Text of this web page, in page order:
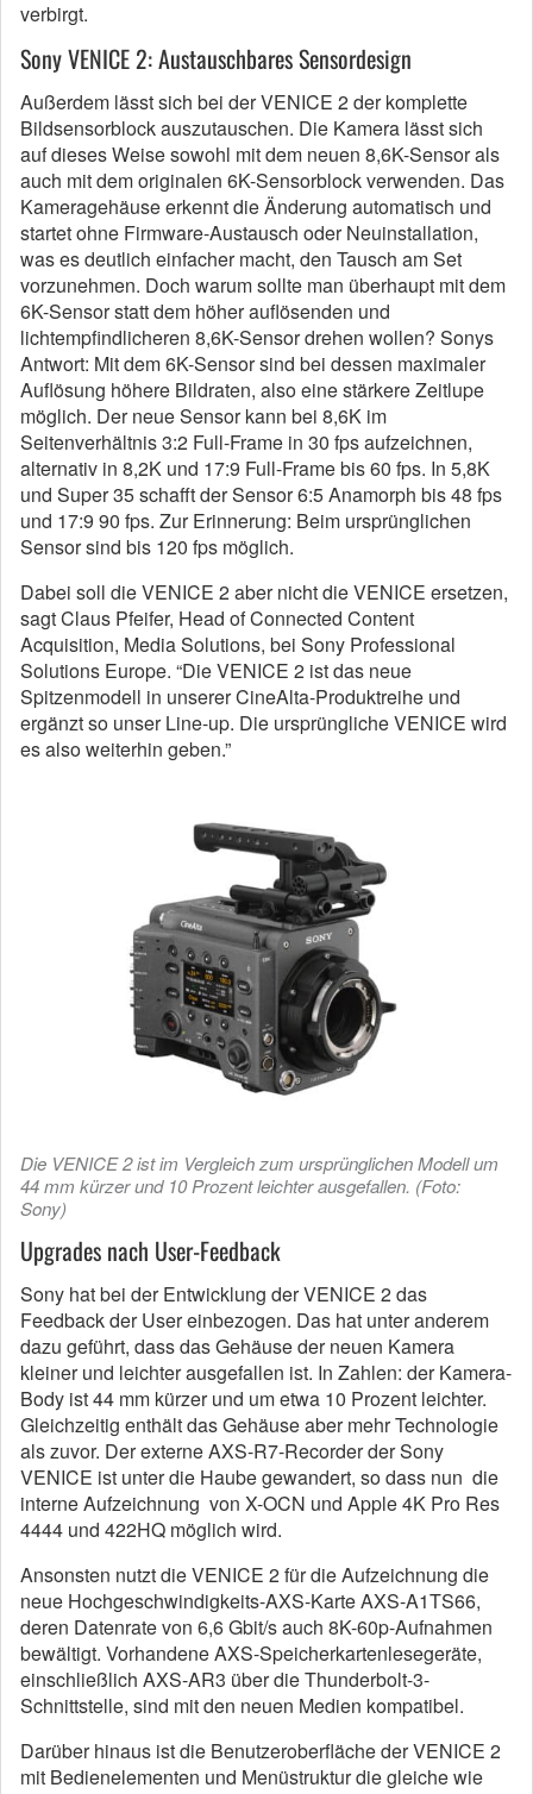
verbirgt.
Sony VENICE 2: Austauschbares Sensordesign
Außerdem lässt sich bei der VENICE 2 der komplette
Bildsensorblock auszutauschen. Die Kamera lässt sich
auf dieses Weise sowohl mit dem neuen 8,6K-Sensor als
auch mit dem originalen 6K-Sensorblock verwenden. Das
Kameragehäuse erkennt die Änderung automatisch und
startet ohne Firmware-Austausch oder Neuinstallation,
was es deutlich einfacher macht, den Tausch am Set
vorzunehmen. Doch warum sollte man überhaupt mit dem
6K-Sensor statt dem höher auflösenden und
lichtempfindlicheren 8,6K-Sensor drehen wollen? Sonys
Antwort: Mit dem 6K-Sensor sind bei dessen maximaler
Auflösung höhere Bildraten, also eine stärkere Zeitlupe
möglich. Der neue Sensor kann bei 8,6K im
Seitenverhältnis 3:2 Full-Frame in 30 fps aufzeichnen,
alternativ in 8,2K und 17:9 Full-Frame bis 60 fps. In 5,8K
und Super 35 schafft der Sensor 6:5 Anamorph bis 48 fps
und 17:9 90 fps. Zur Erinnerung: Beim ursprünglichen
Sensor sind bis 120 fps möglich.
Dabei soll die VENICE 2 aber nicht die VENICE ersetzen,
sagt Claus Pfeifer, Head of Connected Content
Acquisition, Media Solutions, bei Sony Professional
Solutions Europe. “Die VENICE 2 ist das neue
Spitzenmodell in unserer CineAlta-Produktreihe und
ergänzt so unser Line-up. Die ursprüngliche VENICE wird
es also weiterhin geben.”
Die VENICE 2 ist im Vergleich zum ursprünglichen Modell um
44 mm kürzer und 10 Prozent leichter ausgefallen. (Foto:
Sony)
Upgrades nach User-Feedback
Sony hat bei der Entwicklung der VENICE 2 das
Feedback der User einbezogen. Das hat unter anderem
dazu geführt, dass das Gehäuse der neuen Kamera
kleiner und leichter ausgefallen ist. In Zahlen: der Kamera-
Body ist 44 mm kürzer und um etwa 10 Prozent leichter.
Gleichzeitig enthält das Gehäuse aber mehr Technologie
als zuvor. Der externe AXS-R7-Recorder der Sony
VENICE ist unter die Haube gewandert, so dass nun die
interne Aufzeichnung von X-OCN und Apple 4K Pro Res
4444 und 422HQ möglich wird.
Ansonsten nutzt die VENICE 2 für die Aufzeichnung die
neue Hochgeschwindigkeits-AXS-Karte AXS-A1TS66,
deren Datenrate von 6,6 Gbit/s auch 8K-60p-Aufnahmen
bewältigt. Vorhandene AXS-Speicherkartenlesegeräte,
einschließlich AXS-AR3 über die Thunderbolt-3-
Schnittstelle, sind mit den neuen Medien kompatibel.
Darüber hinaus ist die Benutzeroberfläche der VENICE 2
mit Bedienelementen und Menüstruktur die gleiche wie